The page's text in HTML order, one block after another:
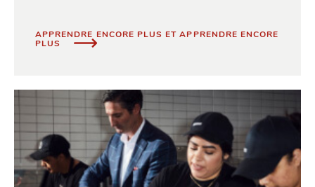
APPRENDRE ENCORE PLUS ET APPRENDRE ENCORE
PLUS
EN BONNE COMPAGNIE